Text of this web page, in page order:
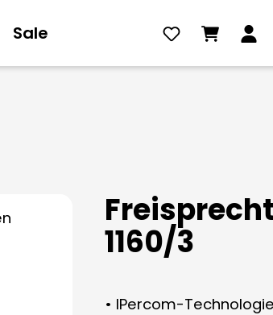
Sale
1160/3
• IPercom-Technologie